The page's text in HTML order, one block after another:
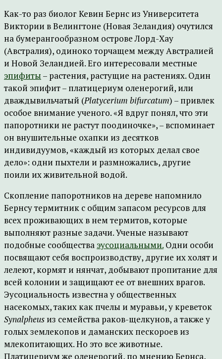
Как-то раз биолог Кевин Бернс из Университета
Виктории в Велингтоне (Новая Зеландия) очутился
на бумерангообразном острове Лорд-Хау
(Австралия), одиноко торчащем между Австралией
и Новой Зеландией. Его интересовали местные
эпифиты – растения, растущие на растениях. Один
такой эпифит – платицериум оленерогий, или
дваждывильчатый (Platycerium bifurcatum) – привлек
особое внимание ученого. «Я вдруг понял, что эти
папоротники не растут поодиночке», – вспоминает
он внушительные охапки из десятков
индивидуумов, «каждый из которых делал свое
дело»: одни пыхтели и размножались, другие
поили их живительной водой.
Скопление папоротников на дереве напомнило
Бернсу термитник с общим запасом ресурсов для
всех проживающих в нем термитов, которые
выполняют разные задачи. Ученые называют
подобные сообщества эусоциальными. Одни особи
посвящают себя воспроизводству, другие их холят и
лелеют, кормят и нянчат, добывают пропитание для
всей колонии и защищают ее от внешних врагов.
Эусоциальность известна у общественных
насекомых, таких как пчелы и муравьи, у креветок
Synalpheus из семейства раков-щелкунов, а также у
голых землекопов и даманских пескороев из
млекопитающих. Но это все животные.
Платицериум же оленерогий, по мнению Бернса,